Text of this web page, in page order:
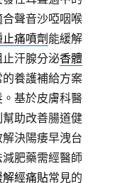
合聲音沙啞咽喉
痛噴劑 能緩解
汗腺分泌香體
養護補給方案
基於皮膚科醫
助改善腸道健
解決陽痿早洩台
減肥藥需經醫師
解經痛貼常見的